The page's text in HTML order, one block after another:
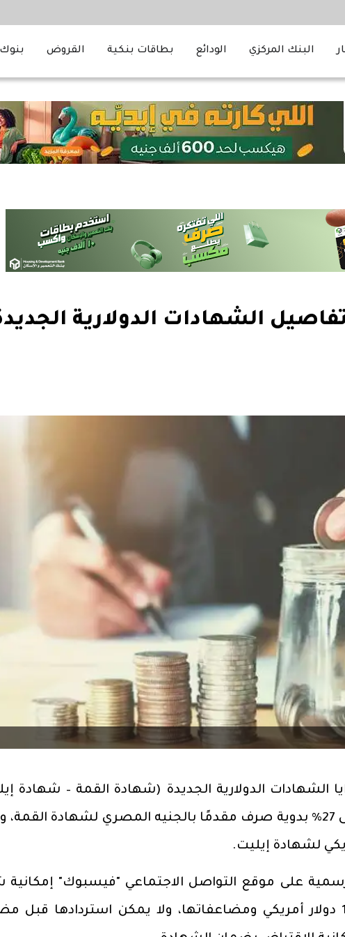
البنك المركزي الودائع بطاقات بنكية القروض
لـ 27%.. تفاصيل الشهادات الدولارية
الشهادات الدولارية الجديدة (شهادة القمة – شهادة
لمدة ثلاث سنوات، وبعائد يصل إلى 27% بدوية صرف مقدمًا بالجنيه المصري لشهادة
على موقع التواصل الاجتماعي "فيسبوك" إمكانية